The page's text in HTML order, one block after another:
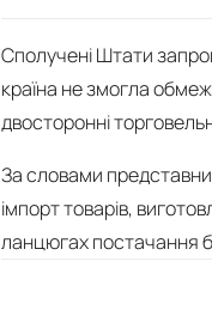
Сполучені Штати
країна не змогла
двосторонні
За словами
імпорт товарів,
ланцюгах постачання